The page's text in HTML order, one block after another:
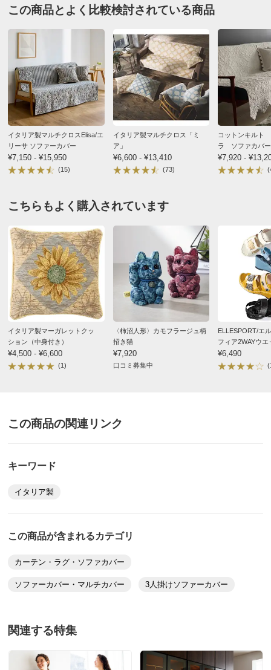
価格 ¥5,000 税込 ¥4,546 税抜
送料・送料種
基本配送料：¥
※お届け先が同じであれば複数個ご購入いただいても¥880です。
商品番号 900-LX32-06
商品名・特徴 ≪2人掛対応≫ イタリア製スロー マーガレット
価格 ¥9,000 税込 ¥8,182 税抜
送料・送料種
基本配送料：¥880
商品名・特徴 ≪2.5人掛対応≫ イタリア製スロー マーガレット
価格 ¥9,500税込 ¥8,637 税抜
別
基本配送料：¥880
※お届け先が同じであれば複数個ご購入いただいても¥880です。
商品番号 900-LX32-08
送料・送料種
商品名・特徴 ≪3.5人掛対応≫ イタリア製スロー マーガレット
別
※お届け先が同じであれば複数個ご購入いただいても¥880です。
お支払い方法 送料について
千葉県
今まで、全体を覆うタイプを使用していましたが、しっ
くりしませんでた。こちらは柄も品があり、すべらず、
掛けるだけなので、簡単に洗濯もできるし、お値段も納
得です。購入してよかったです。
2024/01/20
この度はディノスをご利用頂き誠にありがとうござ
います。
また、貴重なご意見を頂きありがとうございます。
今後もお引き立ていただけますよう、何卒よろしく
お願いいたします。
2.5人掛対応 ベージュ
長野県
落ち着いたら色合いに花柄がステキで、前回購入した、
ご満足の評価と、貴重なご意見を頂戴し、スタッフ
これからもご愛顧頂けますよう、よろしくお願いい
たします。
3人掛対応 オレンジ
福岡県
この商品とよく比較検討されている商品
イタリア製マルチクロスElisa/エ
リーサ ソファーカバー
¥7,150 - ¥15,950
(15)
イタリア製マルチクロス「ミ
ア」
¥6,600 - ¥13,410
(73)
コットンキルト
ラ ソファカバー
¥7,920 -
こちらもよく購入されています
イタリア製マーガレットクッ
ション（中身付き）
¥4,500 - ¥6,600
(1)
〈柿沼人形〉カモフラージュ柄
招き猫
¥7,920
口コミ募集中
ELLESPORT/エ
フィア2WAYウ
¥6,490
この商品の関連リンク
キーワード
イタリア製
この商品が含まれるカテゴリ
カーテン・ラグ・ソファカバー
ソファーカバー・マルチカバー 3人掛けソファーカバー
関連する特集